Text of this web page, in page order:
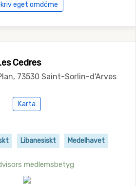
eget omdöme
Cedres
73530 Saint-Sorlin-d'Arves
Karta
Libanesiskt Medelhavet
medlemsbetyg